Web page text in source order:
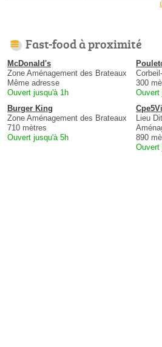
Fast-food à proximité
McDonald's
Zone Aménagement des Brateaux
Même adresse
Ouvert jusqu'à 1h
300
Ouvert
Burger King
Zone Aménagement des Brateaux
710 mètres
Ouvert jusqu'à 5h
Lieu
890
Ouvert